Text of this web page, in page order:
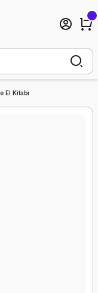
El Kitabı